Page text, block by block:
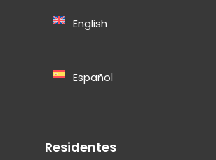
English
Español
Residentes